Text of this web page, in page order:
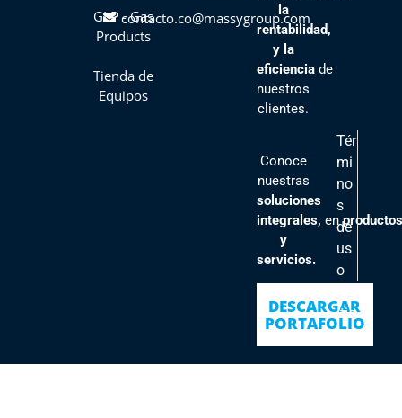
GLP - Gas
Products
Tienda de
Equipos
contacto.co@massygroup.com
la
rentabilidad,
y la
eficienciade
nuestros
clientes.
Conoce
nuestras
soluciones
integrales, enproductos
y
servicios.
DESCARGAR
PORTAFOLIO
Tér
mi
no
s
de
us
o
ític
as